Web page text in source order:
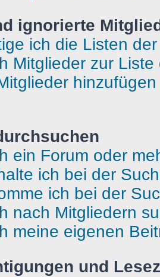
ignorierte
ich die Listen
Mitglieder zur
ein Forum oder
ich bei der
ich bei der
nach Mitgliedern
meine eigenen
und